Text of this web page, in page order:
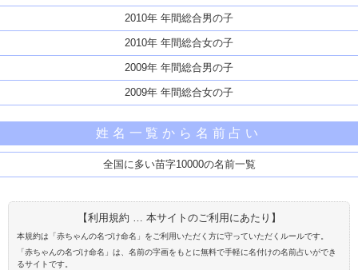
2010年 年間総合男の子
2010年 年間総合女の子
2009年 年間総合男の子
2009年 年間総合女の子
姓名一覧から名前占い
全国に多い苗字10000の名前一覧
【利用規約 … 本サイトのご利用にあたり】
本規約は「赤ちゃんの名づけ命名」をご利用いただく方に守っていただくルールです。
「赤ちゃんの名づけ命名」は、名前の字画をもとに無料で手軽に名付けの名前占いができ
るサイトです。